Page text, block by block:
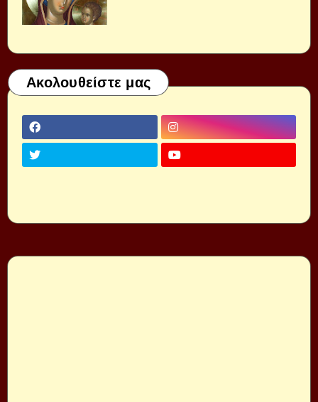
Ακολουθείστε μας